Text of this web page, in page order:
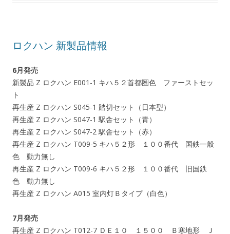
ロクハン 新製品情報
6月発売
新製品 Z ロクハン E001-1 キハ５２首都圏色 ファーストセッ
ト
再生産 Z ロクハン S045-1 踏切セット（日本型）
再生産 Z ロクハン S047-1 駅舎セット（青）
再生産 Z ロクハン S047-2 駅舎セット（赤）
再生産 Z ロクハン T009-5 キハ５２形 １００番代 国鉄一般
色 動力無し
再生産 Z ロクハン T009-6 キハ５２形 １００番代 旧国鉄
色 動力無し
再生産 Z ロクハン A015 室内灯Ｂタイプ（白色）
7月発売
再生産 Z ロクハン T012-7 ＤＥ１０ １５００ Ｂ寒地形 Ｊ